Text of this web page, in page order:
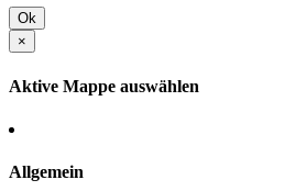
Ok
×
Aktive Mappe auswählen
Allgemein